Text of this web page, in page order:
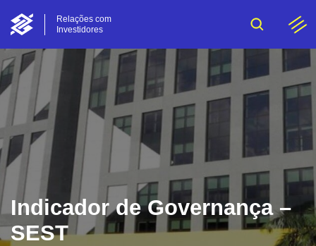
Relações com
Investidores
Indicador de Governança –
SEST